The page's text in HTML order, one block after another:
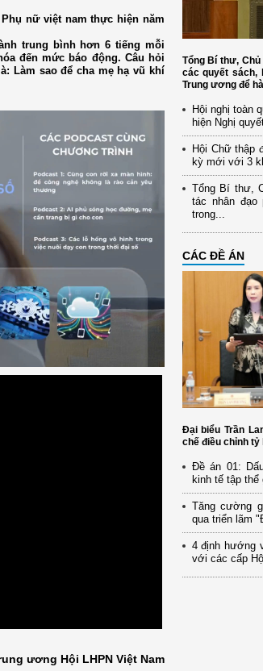
nữ việt nam thực hiện năm
trung bình hơn 6 tiếng mỗi
đến mức báo động. Câu hỏi
Làm sao để cha mẹ hạ vũ khí
ương Hội LHPN Việt Nam
Tổng Bí thư,
các quyết
Trung ương để
Hội nghị toàn
hiện Nghị
Hội Chữ thập
kỳ mới với 3
Tổng Bí thư,
tác nhân đạo
trong...
CÁC ĐỀ ÁN
Đại biểu Trần
chế điều chỉnh tỷ
Đề án 01:
kinh tế tập thể
Tăng cường
qua triển lãm
4 định hướng
với các cấp